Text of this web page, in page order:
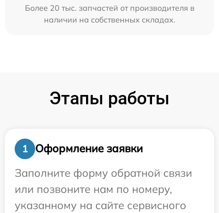
Более 20 тыс. запчастей от производителя в
наличии на собственных складах.
Этапы работы
1
Оформление заявки
Заполните форму обратной связи
или позвоните нам по номеру,
указанному на сайте сервисного